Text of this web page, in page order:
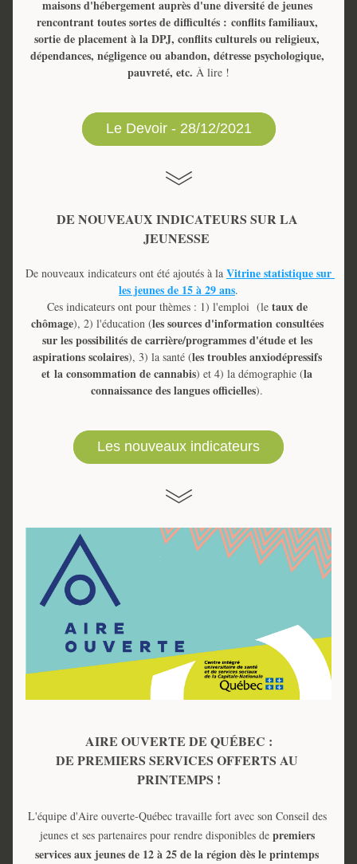
maisons d'hébergement auprès d'une diversité de jeunes
rencontrant toutes sortes de difficultés : conflits familiaux,
sortie de placement à la DPJ, conflits culturels ou religieux,
dépendances, négligence ou abandon, détresse psychologique,
pauvreté, etc. À lire !
Le Devoir - 28/12/2021
DE NOUVEAUX INDICATEURS SUR LA
JEUNESSE
De nouveaux indicateurs ont été ajoutés à la Vitrine statistique sur
les jeunes de 15 à 29 ans.
Ces indicateurs ont pour thèmes : 1) l'emploi  (le taux de
chômage), 2) l'éducation (les sources d'information consultées
sur les possibilités de carrière/programmes d'étude et les
aspirations scolaires), 3) la santé (les troubles anxiodépressifs
et la consommation de cannabis) et 4) la démographie (la
connaissance des langues officielles).
Les nouveaux indicateurs
AIRE OUVERTE DE QUÉBEC :
DE PREMIERS SERVICES OFFERTS AU
PRINTEMPS !
L'équipe d'Aire ouverte-Québec travaille fort avec son Conseil des
jeunes et ses partenaires pour rendre disponibles de premiers
services aux jeunes de 12 à 25 de la région dès le printemps